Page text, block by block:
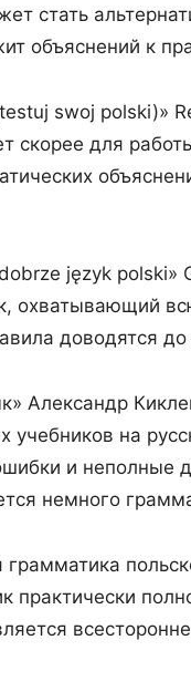
стать
объяснений к
swoj polski)»
скорее для
język polski»
охватывающий
доводятся
Александр
учебников на
и неполные
немного
грамматика
практически